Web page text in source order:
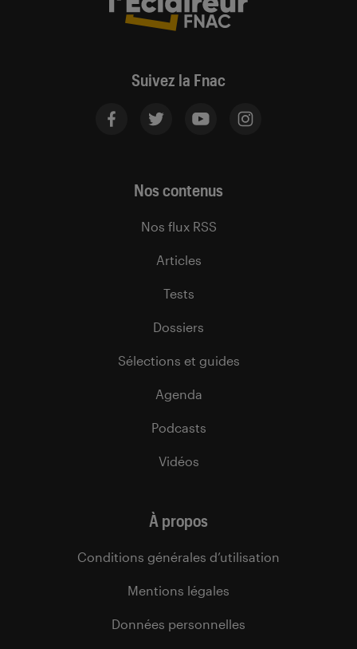
Suivez la Fnac
Nos contenus
Nos flux RSS
Articles
Tests
Dossiers
Sélections et guides
Agenda
Podcasts
Vidéos
À propos
Conditions générales d’utilisation
Mentions légales
Données personnelles